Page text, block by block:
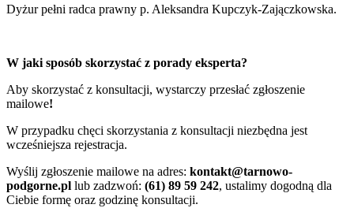
Dyżur pełni radca prawny p. Aleksandra Kupczyk-Zajączkowska.
W jaki sposób skorzystać z porady eksperta?
Aby skorzystać z konsultacji, wystarczy przesłać zgłoszenie
mailowe!
W przypadku chęci skorzystania z konsultacji niezbędna jest
wcześniejsza rejestracja.
Wyślij zgłoszenie mailowe na adres: kontakt@tarnowo-
podgorne.pl lub zadzwoń: (61) 89 59 242, ustalimy dogodną dla
Ciebie formę oraz godzinę konsultacji.